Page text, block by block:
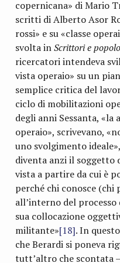
copernicana» di Mario
scritti di Alberto Asor
rossi» e su «classe
svolta inScrittori e popolo
ricercatori intendeva
vista operaio» su un
semplice critica del
ciclo di mobilitazioni
degli anni Sessanta,
operaio», scrivevano,
uno svolgimento
diventa anzi il soggetto
vista a partire da cui è
perché chi conosce (chi
all’interno del
sua collocazione
militante»[18]. In
che Berardi si poneva
tutt’altro che scontata